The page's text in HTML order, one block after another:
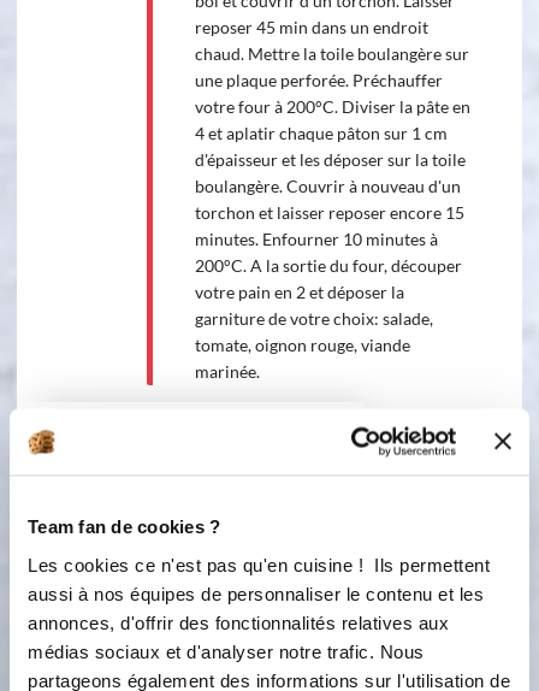
Team fan de cookies ?
Les cookies ce n'est pas qu'en cuisine ! Ils permettent
aussi à nos équipes de personnaliser le contenu et les
annonces, d'offrir des fonctionnalités relatives aux
médias sociaux et d'analyser notre trafic. Nous
partageons également des informations sur l'utilisation de
reposer 45 min dans un endroit
chaud. Mettre la toile boulangère sur
une plaque perforée. Préchauffer
votre four à 200°C. Diviser la pâte en
4 et aplatir chaque pâton sur 1 cm
d'épaisseur et les déposer sur la toile
boulangère. Couvrir à nouveau d'un
torchon et laisser reposer encore 15
minutes. Enfourner 10 minutes à
200°C. A la sortie du four, découper
votre pain en 2 et déposer la
garniture de votre choix: salade,
tomate, oignon rouge, viande
marinée.
Sauce blanche maison
Ingredients
200 gramme(s)yaourt grec nature
80 gramme(s)de mayonnaise